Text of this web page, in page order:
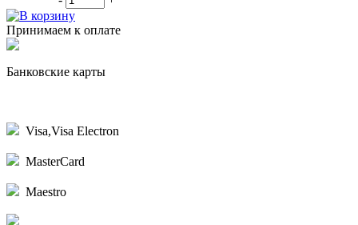
В корзину
Принимаем к оплате
Банковские карты
Visa,Visa Electron
MasterCard
Maestro